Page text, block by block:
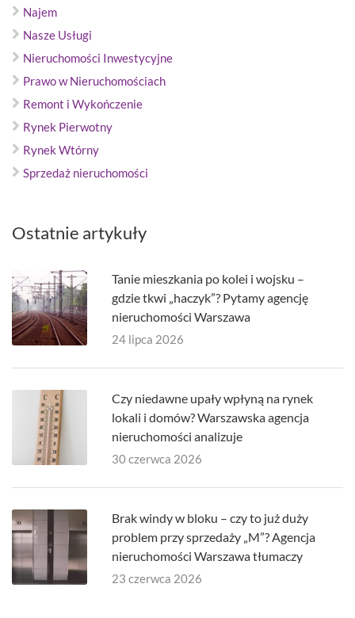
Najem
Nasze Usługi
Nieruchomości Inwestycyjne
Prawo w Nieruchomościach
Remont i Wykończenie
Rynek Pierwotny
Rynek Wtórny
Sprzedaż nieruchomości
Ostatnie artykuły
Tanie mieszkania po kolei i wojsku –
gdzie tkwi „haczyk”? Pytamy agencję
nieruchomości Warszawa
24 lipca 2026
Czy niedawne upały wpłyną na rynek
lokali i domów? Warszawska agencja
nieruchomości analizuje
30 czerwca 2026
Brak windy w bloku – czy to już duży
problem przy sprzedaży „M”? Agencja
nieruchomości Warszawa tłumaczy
23 czerwca 2026